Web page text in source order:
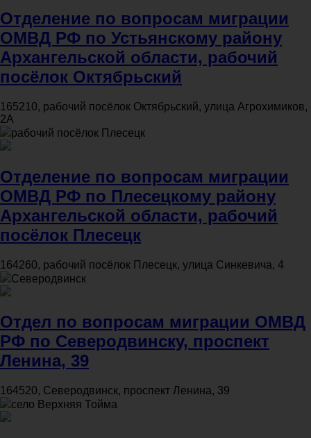
Отделение по вопросам миграции
ОМВД РФ по Устьянскому району
Архангельской области, рабочий
посёлок Октябрьский
165210, рабочий посёлок Октябрьский, улица Агрохимиков,
2А
рабочий посёлок Плесецк
Отделение по вопросам миграции
ОМВД РФ по Плесецкому району
Архангельской области, рабочий
посёлок Плесецк
164260, рабочий посёлок Плесецк, улица Синкевича, 4
Северодвинск
Отдел по вопросам миграции ОМВД
РФ по Северодвинску, проспект
Ленина, 39
164520, Северодвинск, проспект Ленина, 39
село Верхняя Тойма